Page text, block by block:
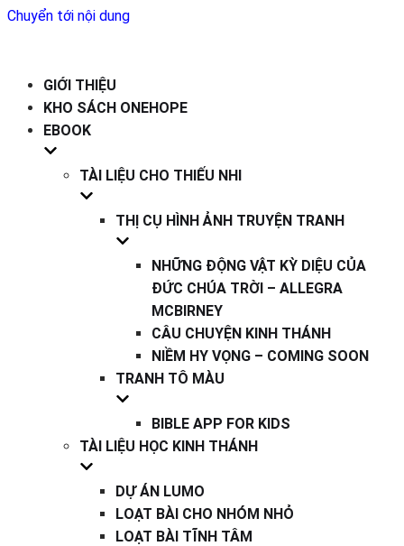
Chuyển tới nội dung
GIỚI THIỆU
KHO SÁCH ONEHOPE
EBOOK
TÀI LIỆU CHO THIẾU NHI
THỊ CỤ HÌNH ẢNH TRUYỆN TRANH
NHỮNG ĐỘNG VẬT KỲ DIỆU CỦA
ĐỨC CHÚA TRỜI – ALLEGRA
MCBIRNEY
CÂU CHUYỆN KINH THÁNH
NIỀM HY VỌNG – COMING SOON
TRANH TÔ MÀU
BIBLE APP FOR KIDS
TÀI LIỆU HỌC KINH THÁNH
DỰ ÁN LUMO
LOẠT BÀI CHO NHÓM NHỎ
LOẠT BÀI TĨNH TÂM